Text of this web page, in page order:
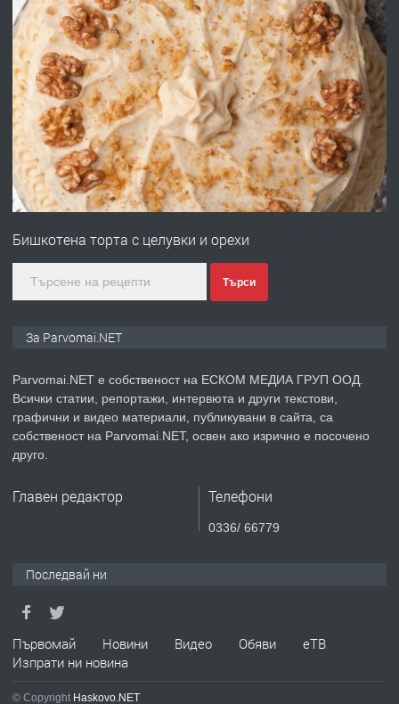
преди 1 година
ПРЕДЛАГА Работа за общи работници
преди 1 година
ПРЕДЛАГА
Първи поход "По стъпките на Ангел
преди 1 година
ПРЕДЛАГА Уроци по Математика
преди 1 година
Бишкотена торта с целувки и орехи
Търси
За Parvomai.NET
Parvomai.NET е собственост на ЕСКОМ МЕДИА ГРУП ООД.
Всички статии, репортажи, интервюта и други текстови,
графични и видео материали, публикувани в сайта, са
собственост на Parvomai.NET, освен ако изрично е посочено
друго.
Главен редактор Телефони
0336/ 66779
Последвай ни
Първомай Новини Видео Обяви
еТВ
Изпрати ни новина
© Copyright Haskovo.NET